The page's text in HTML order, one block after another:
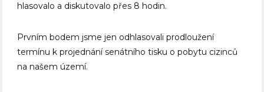
hlasovalo a diskutovalo přes 8 hodin.
Prvním bodem jsme jen odhlasovali prodloužení
termínu k projednání senátního tisku o pobytu cizinců
na našem území.